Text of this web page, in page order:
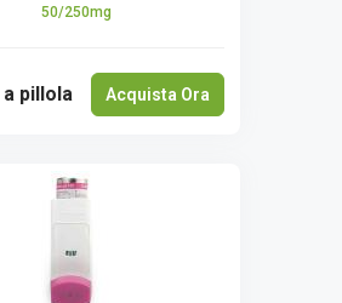
50/250mg
a pillola Acquista Ora